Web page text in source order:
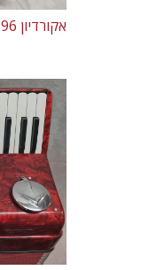
אקורדיון 96 בס הונר קסוטו